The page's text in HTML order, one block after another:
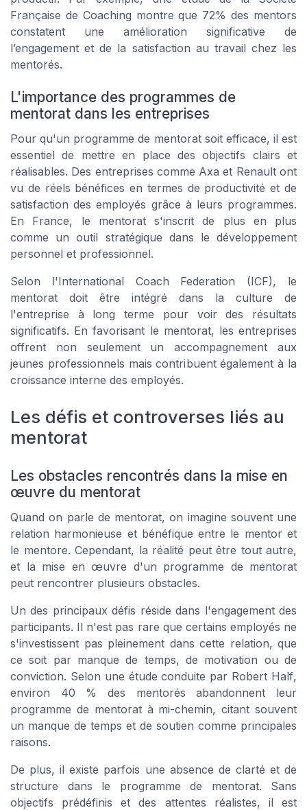
Française de Coaching montre que 72% des mentors
constatent une amélioration significative de
l’engagement et de la satisfaction au travail chez les
mentorés.
L'importance des programmes de
mentorat dans les entreprises
Pour qu'un programme de mentorat soit efficace, il est
essentiel de mettre en place des objectifs clairs et
réalisables. Des entreprises comme Axa et Renault ont
vu de réels bénéfices en termes de productivité et de
satisfaction des employés grâce à leurs programmes.
En France, le mentorat s'inscrit de plus en plus
comme un outil stratégique dans le développement
personnel et professionnel.
Selon l'International Coach Federation (ICF), le
mentorat doit être intégré dans la culture de
l'entreprise à long terme pour voir des résultats
significatifs. En favorisant le mentorat, les entreprises
offrent non seulement un accompagnement aux
jeunes professionnels mais contribuent également à la
croissance interne des employés.
Les défis et controverses liés au
mentorat
Les obstacles rencontrés dans la mise en
œuvre du mentorat
Quand on parle de mentorat, on imagine souvent une
relation harmonieuse et bénéfique entre le mentor et
le mentore. Cependant, la réalité peut être tout autre,
et la mise en œuvre d'un programme de mentorat
peut rencontrer plusieurs obstacles.
Un des principaux défis réside dans l'engagement des
participants. Il n'est pas rare que certains employés ne
s'investissent pas pleinement dans cette relation, que
ce soit par manque de temps, de motivation ou de
conviction. Selon une étude conduite par Robert Half,
environ 40 % des mentorés abandonnent leur
programme de mentorat à mi-chemin, citant souvent
un manque de temps et de soutien comme principales
raisons.
De plus, il existe parfois une absence de clarté et de
structure dans le programme de mentorat. Sans
objectifs prédéfinis et des attentes réalistes, il est